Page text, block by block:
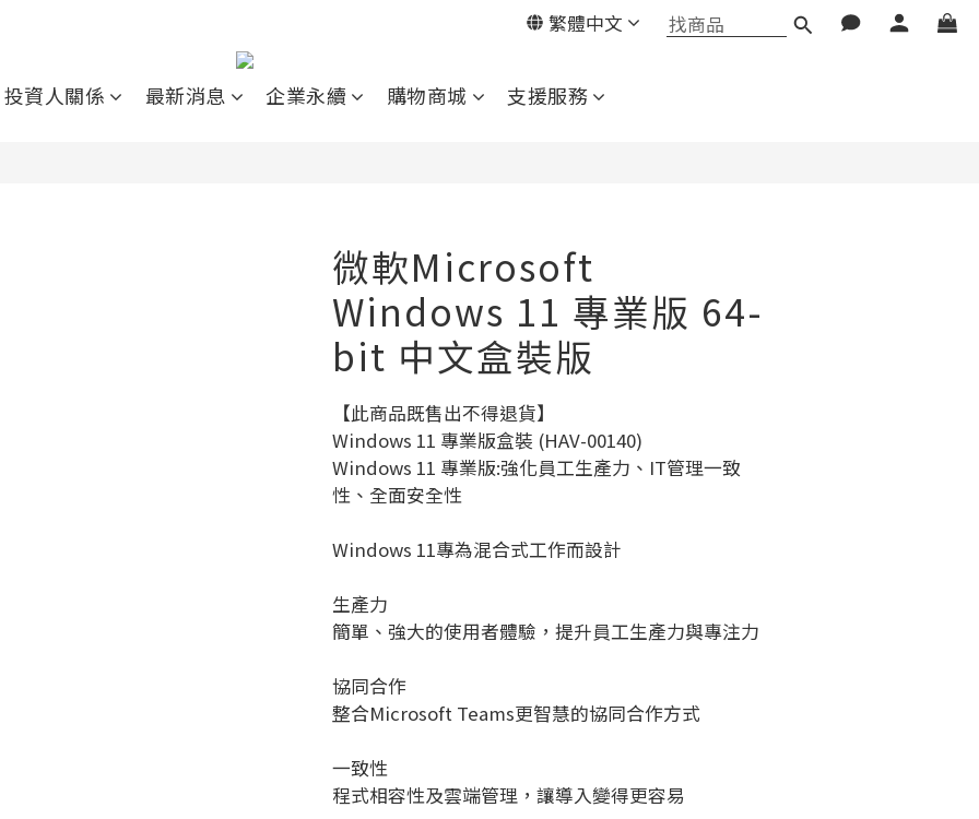
繁體中文
投資人關係 最新消息 企業永續 購物商城 支援服務
微軟Microsoft
Windows 11 專業版 64-
bit 中文盒裝版
【此商品既售出不得退貨】
Windows 11 專業版盒裝 (HAV-00140)
Windows 11 專業版:強化員工生產力、IT管理一致
性、全面安全性
Windows 11專為混合式工作而設計
生產力
簡單、強大的使用者體驗，提升員工生產力與專注力
協同合作
整合Microsoft Teams更智慧的協同合作方式
一致性
程式相容性及雲端管理，讓導入變得更容易
立即購買